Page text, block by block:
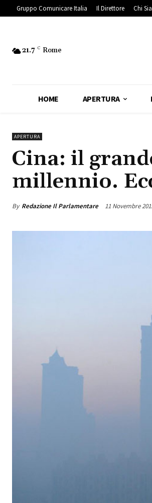
Gruppo Comunicare Italia Il Direttore Chi
21.7 C Rome
HOME APERTURA
APERTURA
Cina: il
millennio.
By Redazione Il Parlamentare 11 Novembre